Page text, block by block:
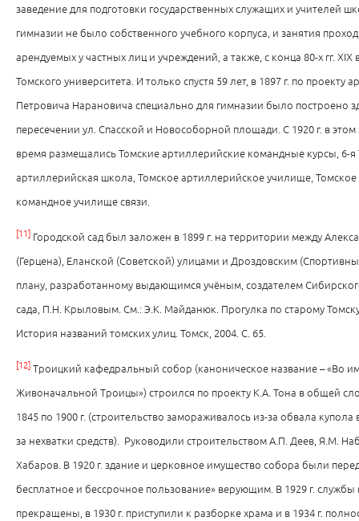
заведение для подготовки государственных служащих и учителей
гимназии не было собственного учебного корпуса, и занятия
арендуемых у частных лиц и учреждений, а также, с конца 80-х гг. ХIХ
Томского университета. И только спустя 59 лет, в 1897 г. по проекту
Петровича Нарановича специально для гимназии было построено
пересечении ул. Спасской и Новособорной площади. С 1920 г. в
время размещались Томские артиллерийские командные курсы, 6-я
артиллерийская школа, Томское артиллерийское училище,
командное училище связи.
[11] Городской сад был заложен в 1899 г. на территории между
(Герцена), Еланской (Советской) улицами и Дроздовским
плану, разработанному выдающимся учёным, создателем
сада, П.Н. Крыловым. См.: Э.К. Майданюк. Прогулка по старому
История названий томских улиц. Томск, 2004. С. 65.
[12] Троицкий кафедральный собор (каноническое название – «Во
Живоначальной Троицы») строился по проекту К.А. Тона в общей
1845 по 1900 г. (строительство замораживалось из-за обвала купола
за нехватки средств). Руководили строительством А.П. Деев, Я.М.
Хабаров. В 1920 г. здание и церковное имущество собора были
бесплатное и бессрочное пользование» верующим. В 1929 г.
прекращены, в 1930 г. приступили к разборке храма и в 1934 г.